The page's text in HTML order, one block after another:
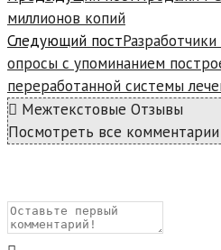
миллионов копий
Следующий пост
опросы с упоминанием
переработанной системы
Межтекстовые Отзывы
Посмотреть все комментарии